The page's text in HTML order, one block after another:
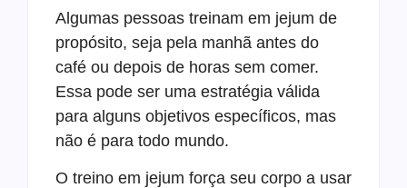
Algumas pessoas treinam em jejum de
propósito, seja pela manhã antes do
café ou depois de horas sem comer.
Essa pode ser uma estratégia válida
para alguns objetivos específicos, mas
não é para todo mundo.
O treino em jejum força seu corpo a usar